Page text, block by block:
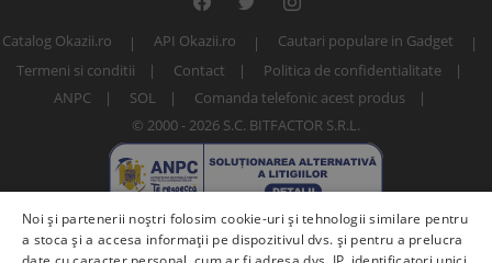
Catalog Okazii.ro API Okazii.ro
Cautari populare in Gadget
Termeni si conditii
Contact
Politica de confidentialitate
ANPC
SOL
Comanda telefonic acest produs
© 2000 - 2026 S.C. BITFACTOR S.R.L.
Noi și partenerii noștri folosim cookie-uri și tehnologii similare pentru
a stoca și a accesa informații pe dispozitivul dvs. și pentru a prelucra